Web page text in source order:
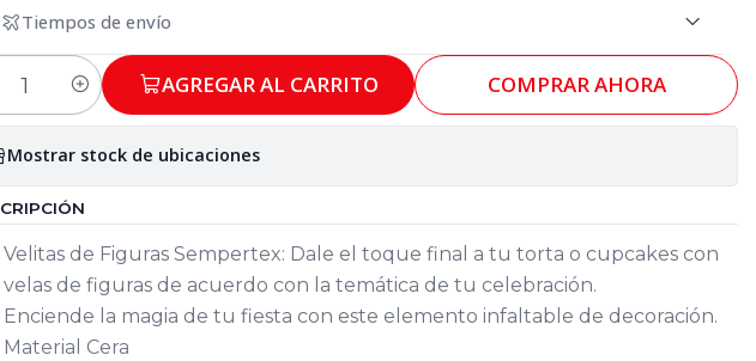
Tiempos de envío
AGREGAR AL CARRITO COMPRAR AHORA
Mostrar stock de ubicaciones
Velitas de Figuras Sempertex: Dale el toque final a tu torta o cupcakes con
velas de figuras de acuerdo con la temática de tu celebración.
Enciende la magia de tu fiesta con este elemento infaltable de decoración.
Material Cera